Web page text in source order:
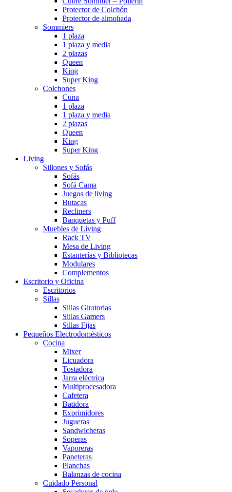
Protector de Colchón
Protector de almohada
Sommiers
1 plaza
1 plaza y media
2 plazas
Queen
King
Super King
Colchones
Cuna
1 plaza
1 plaza y media
2 plazas
Queen
King
Super King
Living
Sillones y Sofás
Sofás
Sofá Cama
Juegos de living
Butacas
Recliners
Banquetas y Puff
Muebles de Living
Rack TV
Mesa de Living
Estanterías y Bibliotecas
Modulares
Complementos
Escritorio y Oficina
Escritorios
Sillas
Sillas Giratorias
Sillas Gamers
Sillas Fijas
Pequeños Electrodomésticos
Cocina
Mixer
Licuadora
Tostadora
Jarra eléctrica
Multiprocesadora
Cafetera
Batidora
Exprimidores
Jugueras
Sandwicheras
Soperas
Vaporeras
Paneteras
Planchas
Balanzas de cocina
Cuidado Personal